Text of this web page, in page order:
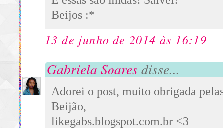
Beijos :*
13 de junho de 2014 às 16:19
Gabriela Soares disse...
Adorei o post, muito obrigada
Beijão,
likegabs.blogspot.com.br <3